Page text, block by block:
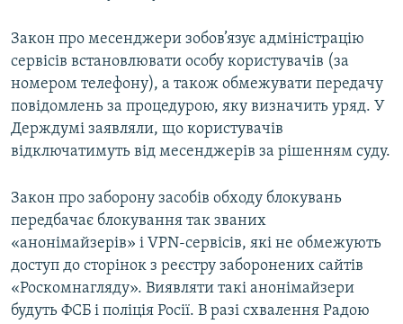
Закон про месенджери зобов’язує адміністрацію
сервісів встановлювати особу користувачів (за
номером телефону), а також обмежувати передачу
повідомлень за процедурою, яку визначить уряд. У
Держдумі заявляли, що користувачів
відключатимуть від месенджерів за рішенням суду.
Закон про заборону засобів обходу блокувань
передбачає блокування так званих
«анонімайзерів» і VPN-сервісів, які не обмежують
доступ до сторінок з реєстру заборонених сайтів
«Роскомнагляду». Виявляти такі анонімайзери
будуть ФСБ і поліція Росії. В разі схвалення Радою